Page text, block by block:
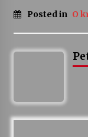
Posted in O